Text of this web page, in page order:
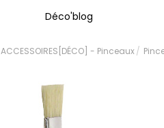
Déco'blog
ACCESSOIRES[DÉCO] - Pinceaux